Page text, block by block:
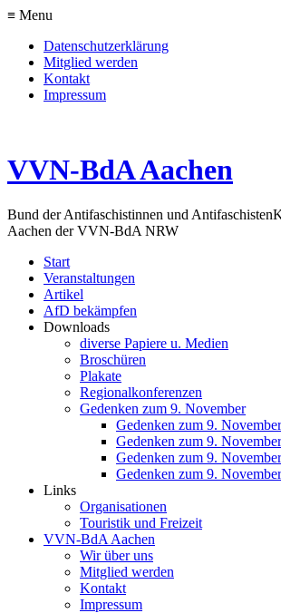
≡ Menu
Datenschutzerklärung
Mitglied werden
Kontakt
Impressum
VVN-BdA Aachen
Bund der Antifaschistinnen und Antifaschisten
Aachen der VVN-BdA NRW
Start
Veranstaltungen
Artikel
AfD bekämpfen
Downloads
diverse Papiere u. Medien
Broschüren
Plakate
Regionalkonferenzen
Gedenken zum 9. November
Gedenken zum 9.
Gedenken zum 9.
Gedenken zum 9.
Gedenken zum 9.
Links
Organisationen
Touristik und Freizeit
VVN-BdA Aachen
Wir über uns
Mitglied werden
Kontakt
Impressum